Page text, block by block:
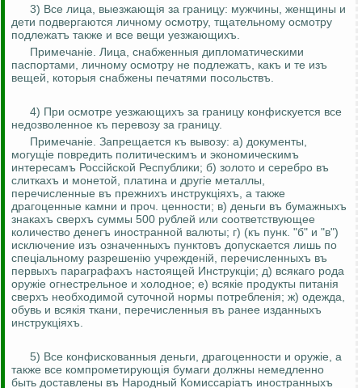
3) Все лица, выезжающiя за границу: мужчины, женщины и
дети подвергаются личному осмотру, тщательному осмотру
подлежатъ также и все вещи уезжающихъ.
Примечанiе. Лица, снабженныя дипломатическими
паспортами, личному осмотру не подлежатъ, какъ и те изъ
вещей, которыя снабжены печатями посольствъ.
4) При осмотре уезжающихъ за границу конфискуется все
недозволенное къ перевозу за границу.
Примечанiе. Запрещается къ вывозу: а) документы,
могущiе повредить политическимъ и экономическимъ
интересамъ Россiйской Республики; б) золото и серебро въ
слиткахъ и монетой, платина и другiе металлы,
перечисленные въ прежнихъ инструкцiяхъ, а также
драгоценные камни и проч. ценности; в) деньги въ бумажныхъ
знакахъ сверхъ суммы 500 рублей или соответствующее
количество денегъ иностранной валюты; г) (къ пунк. "б" и "в")
исключение изъ означенныхъ пунктовъ допускается лишь по
спецiальному разрешенiю учрежденiй, перечисленныхъ въ
первыхъ параграфахъ настоящей Инструкцiи; д) всякаго рода
оружiе огнестрельное и холодное; е) всякiе продукты питанiя
сверхъ необходимой суточной нормы потребленiя; ж) одежда,
обувь и всякiя ткани, перечисленныя въ ранее изданныхъ
инструкцiяхъ.
5) Все конфискованныя деньги, драгоценности и оружiе, а
также все компрометирующiя бумаги должны немедленно
быть доставлены въ Народный Комиссарiатъ иностранныхъ